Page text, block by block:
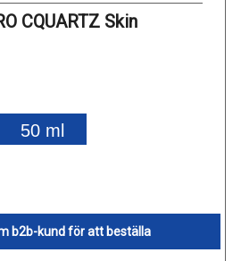
CQUARTZ Skin
50 ml
b2b-kund för att beställa